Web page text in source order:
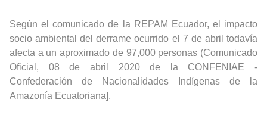
Según el comunicado de la REPAM Ecuador, el impacto
socio ambiental del derrame ocurrido el 7 de abril todavía
afecta a un aproximado de 97,000 personas (Comunicado
Oficial, 08 de abril 2020 de la CONFENIAE -
Confederación de Nacionalidades Indígenas de la
Amazonía Ecuatoriana].